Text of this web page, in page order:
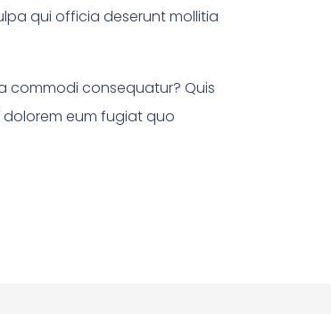
qui officia deserunt mollitia
commodi consequatur? Quis
dolorem eum fugiat quo